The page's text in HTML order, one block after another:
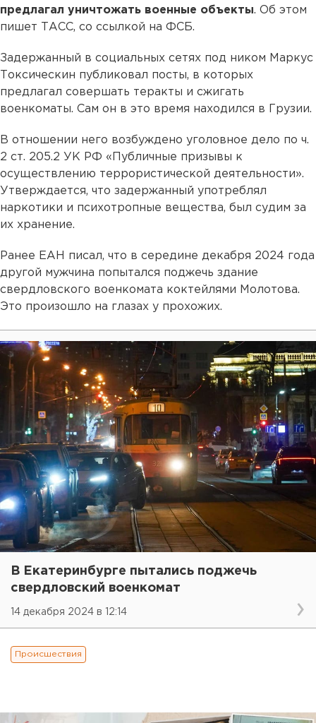
предлагал уничтожать военные объекты. Об этом
пишет ТАСС, со ссылкой на ФСБ.
Задержанный в социальных сетях под ником Маркус
Токсическин публиковал посты, в которых
предлагал совершать теракты и сжигать
военкоматы. Сам он в это время находился в Грузии.
В отношении него возбуждено уголовное дело по ч.
2 ст. 205.2 УК РФ «Публичные призывы к
осуществлению террористической деятельности».
Утверждается, что задержанный употреблял
наркотики и психотропные вещества, был судим за
их хранение.
Ранее ЕАН писал, что в середине декабря 2024 года
другой мужчина попытался поджечь здание
свердловского военкомата коктейлями Молотова.
Это произошло на глазах у прохожих.
В Екатеринбурге пытались поджечь
свердловский военкомат
14 декабря 2024 в 12:14
Происшествия